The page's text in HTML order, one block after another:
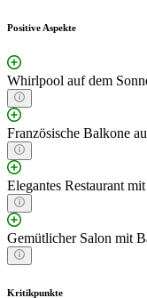
Positive Aspekte
Whirlpool auf dem
Französische Balkone
Elegantes Restaurant
Gemütlicher Salon mit
Kritikpunkte